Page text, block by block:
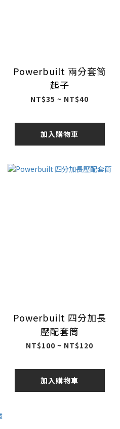
Powerbuilt 兩分套筒
起子
NT$35 ~ NT$40
加入購物車
Powerbuilt 四分加長
壓配套筒
NT$100 ~ NT$120
加入購物車